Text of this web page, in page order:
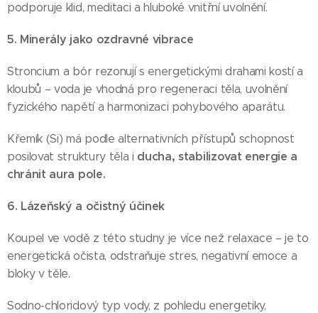
podporuje klid, meditaci a hluboké vnitřní uvolnění.
5. Minerály jako ozdravné vibrace
Stroncium a bór rezonují s energetickými drahami kostí a
kloubů – voda je vhodná pro regeneraci těla, uvolnění
fyzického napětí a harmonizaci pohybového aparátu.
Křemík (Si) má podle alternativních přístupů schopnost
posilovat struktury těla i ducha, stabilizovat energie a
chránit aura pole.
6. Lázeňský a očistný účinek
Koupel ve vodě z této studny je více než relaxace – je to
energetická očista, odstraňuje stres, negativní emoce a
bloky v těle.
Sodno-chloridový typ vody, z pohledu energetiky,